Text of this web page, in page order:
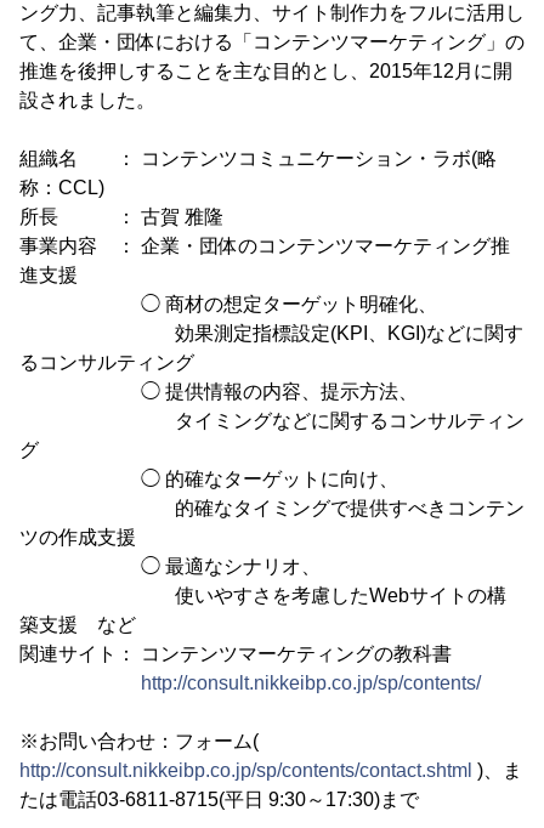
ング力、記事執筆と編集力、サイト制作力をフルに活用し
て、企業・団体における「コンテンツマーケティング」の
推進を後押しすることを主な目的とし、2015年12月に開
設されました。
組織名 ： コンテンツコミュニケーション・ラボ(略
称：CCL)
所長 ： 古賀 雅隆
事業内容 ： 企業・団体のコンテンツマーケティング推
進支援
◯ 商材の想定ターゲット明確化、
効果測定指標設定(KPI、KGI)などに関す
るコンサルティング
◯ 提供情報の内容、提示方法、
タイミングなどに関するコンサルティン
グ
◯ 的確なターゲットに向け、
的確なタイミングで提供すべきコンテン
ツの作成支援
◯ 最適なシナリオ、
使いやすさを考慮したWebサイトの構
築支援 など
関連サイト： コンテンツマーケティングの教科書
http://consult.nikkeibp.co.jp/sp/contents/
※お問い合わせ：フォーム(
http://consult.nikkeibp.co.jp/sp/contents/contact.shtml )、ま
たは電話03-6811-8715(平日 9:30～17:30)まで